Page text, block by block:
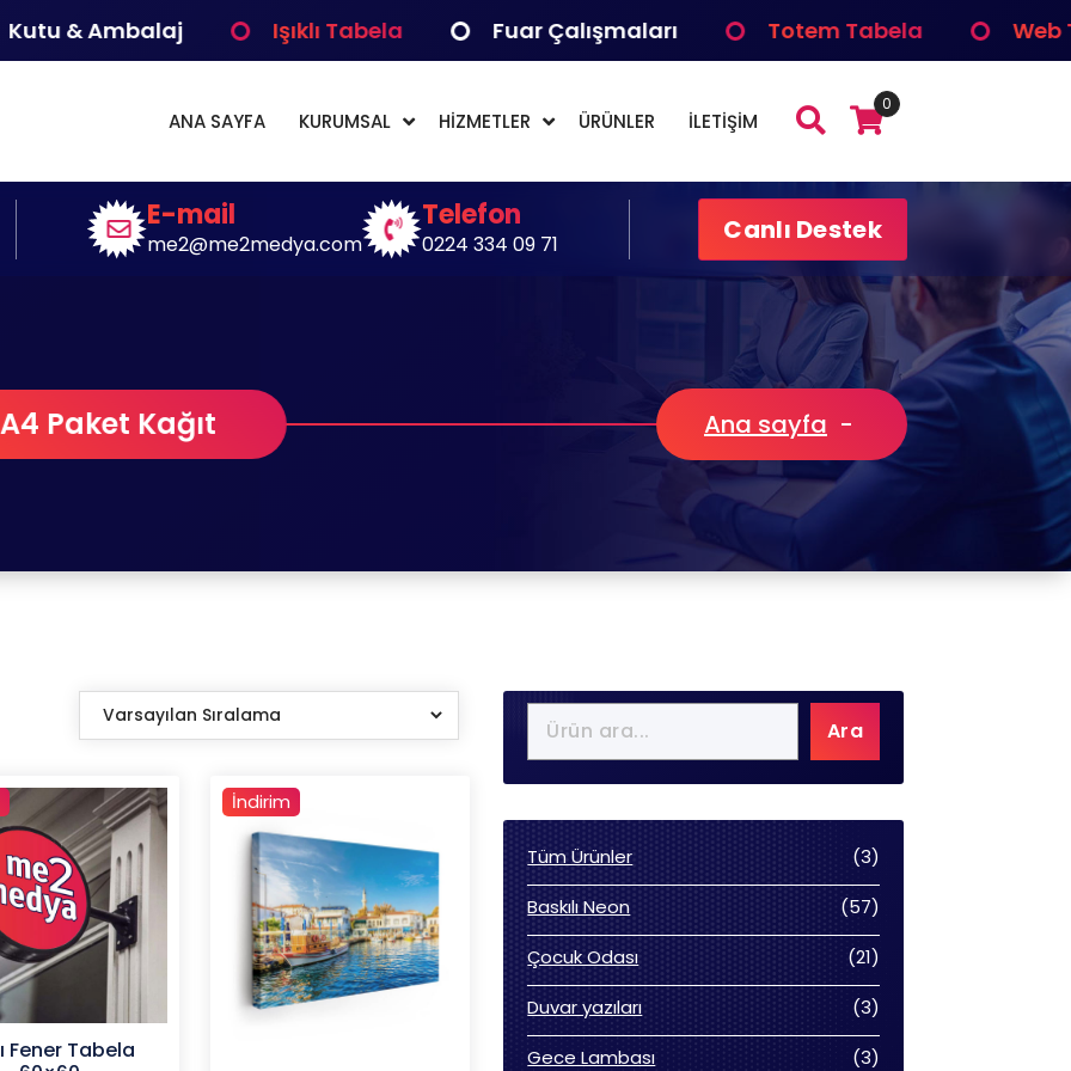
& Ambalaj Işıklı Tabela Fuar Çalışmaları Totem Tabela Web
ANA SAYFA KURUMSAL HİZMETLER ÜRÜNLER İLETİŞİM
0
E-mail
me2@me2medya.com
Telefon
0224 334 09 71 Canlı Destek
A4 Paket Kağıt Ana sayfa -
Fener Tabela
İndirim
Ara
Tüm Ürünler 33
ürün
Baskılı Neon
5757
ürün
Çocuk Odası
2121
ürün
Duvar yazıları
33
ürün
Gece Lambası
33